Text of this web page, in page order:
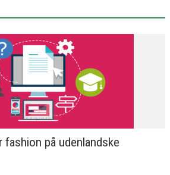
fashion på udenlandske